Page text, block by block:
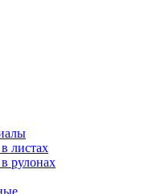
листах
рулонах